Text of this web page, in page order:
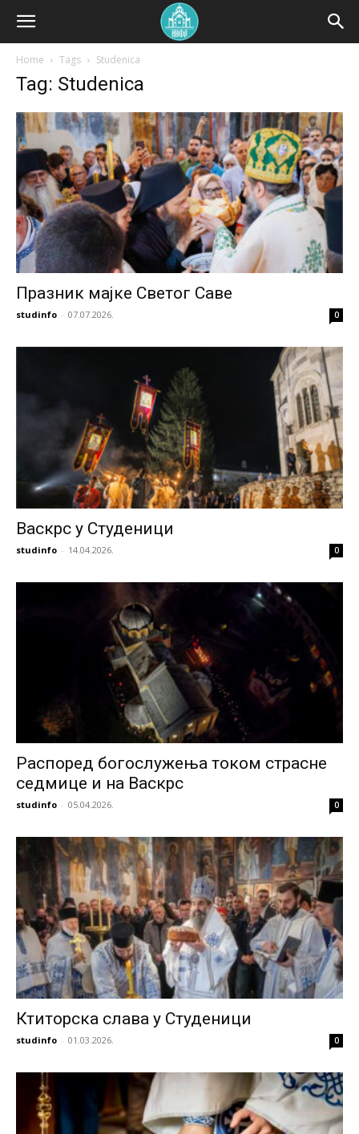
Home Tags Studenica
Tag: Studenica
Празник мајке Светог Саве
studinfo - 07.07.2026. 0
Васкрс у Студеници
studinfo - 14.04.2026. 0
Распоред богослужења током страсне
седмице и на Васкрс
studinfo - 05.04.2026. 0
Ктиторска слава у Студеници
studinfo - 01.03.2026. 0